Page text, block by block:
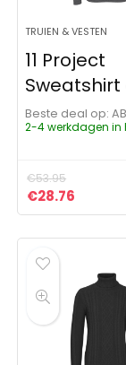
TRUIEN & VESTEN
11 Project
Sweatshirt
Beste deal op:
2-4 werkdagen in
€53.95
€28.76